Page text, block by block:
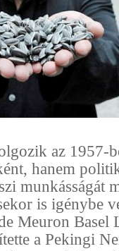
az 1957-
hanem
munkásságát
is igénybe
Meuron Basel
a Pekingi